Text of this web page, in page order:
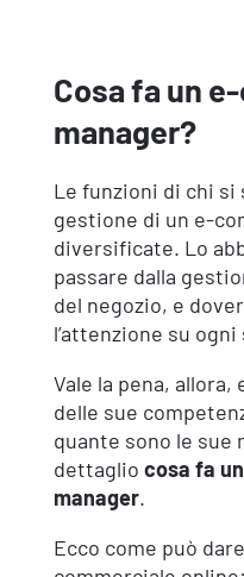
Cosa fa un
manager?
Le funzioni di chi si
gestione di un e-
diversificate. Lo
passare dalla
del negozio, e
l’attenzione su
Vale la pena,
delle sue
quante sono le sue
dettaglio cosa fa un
manager.
Ecco come può